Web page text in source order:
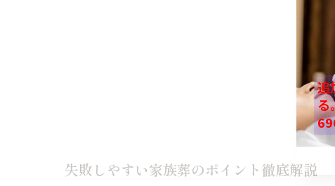
失敗しやすい家族葬のポイント徹底解説
追
る